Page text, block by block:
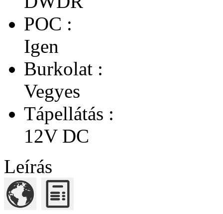
POC :
Igen
Burkolat :
Vegyes
Tápellátás :
12V DC
Leírás